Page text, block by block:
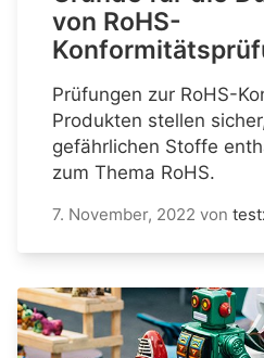
von RoHS-
Prüfungen zur RoHS-
Produkten stellen
gefährlichen Stoffe
zum Thema RoHS.
7. November, 2022 von